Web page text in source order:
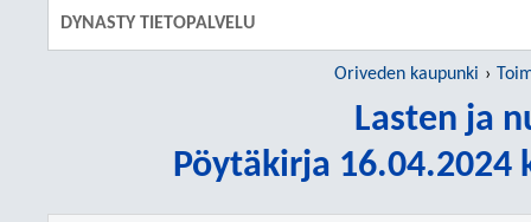
DYNASTY TIETOPALVELU
Oriveden kaupunki
Lasten ja
Pöytäkirja 16.04.2024